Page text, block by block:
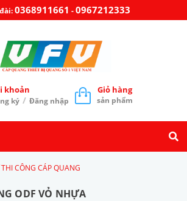
0368911661 -0967212333
khoản
ký / Đăng nhập
Giỏ hàng
sản phẩm
CÔNG CÁP QUANG
ODF VỎ NHỰA